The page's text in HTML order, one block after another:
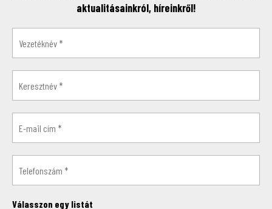
aktualitásainkról, híreinkről!
Válasszon egy listát